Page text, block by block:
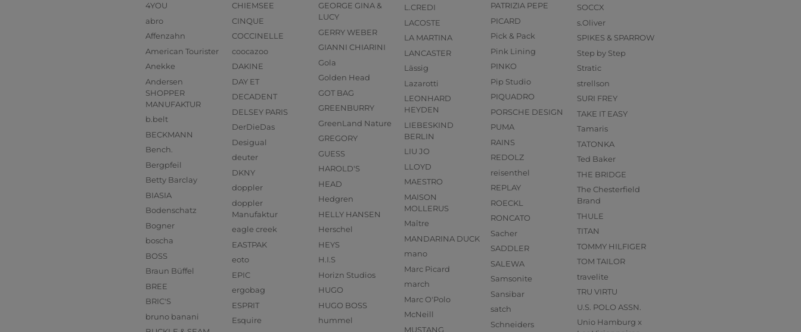
4YOU
abro
Affenzahn
American Tourister
Anekke
Andersen
SHOPPER
MANUFAKTUR
b.belt
BECKMANN
Bench.
Bergpfeil
Betty Barclay
BIASIA
Bodenschatz
Bogner
boscha
BOSS
Braun Büffel
BREE
BRIC'S
bruno banani
CHIEMSEE
CINQUE
COCCINELLE
coocazoo
DAKINE
DAY ET
DECADENT
DELSEY PARIS
DerDieDas
Desigual
deuter
DKNY
doppler
doppler
Manufaktur
eagle creek
EASTPAK
eoto
EPIC
ergobag
ESPRIT
Esquire
GEORGE GINA &
LUCY
GERRY WEBER
GIANNI CHIARINI
Gola
Golden Head
GOT BAG
GREENBURRY
GreenLand Nature
GREGORY
GUESS
HAROLD'S
HEAD
Hedgren
HELLY HANSEN
Herschel
HEYS
H.I.S
Horizn Studios
HUGO
HUGO BOSS
hummel
L.CREDI
LACOSTE
LA MARTINA
LANCASTER
Lässig
Lazarotti
LEONHARD
HEYDEN
LIEBESKIND
BERLIN
LIU JO
LLOYD
MAESTRO
MAISON
MOLLERUS
Maître
MANDARINA DUCK
mano
Marc Picard
march
Marc O'Polo
McNeill
MUSTANG
PATRIZIA PEPE
PICARD
Pick & Pack
Pink Lining
PINKO
Pip Studio
PIQUADRO
PORSCHE DESIGN
PUMA
RAINS
REDOLZ
reisenthel
REPLAY
ROECKL
RONCATO
Sacher
SADDLER
SALEWA
Samsonite
Sansibar
satch
Schneiders
SOCCX
s.Oliver
SPIKES & SPARROW
Step by Step
Stratic
strellson
SURI FREY
TAKE IT EASY
Tamaris
TATONKA
Ted Baker
THE BRIDGE
The Chesterfield
Brand
THULE
TITAN
TOMMY HILFIGER
TOM TAILOR
travelite
TRU VIRTU
U.S. POLO ASSN.
Unio Hamburg x